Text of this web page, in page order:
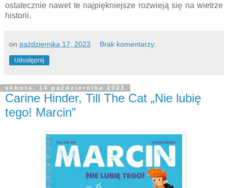
ostatecznie nawet te najpiękniejsze rozwieją się na wietrze
historii.
on października 17, 2023 Brak komentarzy:
Udostępnij
sobota, 14 października 2023
Carine Hinder, Till The Cat „Nie lubię
tego! Marcin”